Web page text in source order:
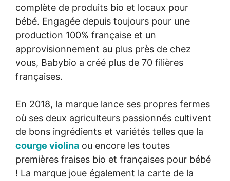
complète de produits bio et locaux pour
bébé. Engagée depuis toujours pour une
production 100% française et un
approvisionnement au plus près de chez
vous, Babybio a créé plus de 70 filières
françaises.
En 2018, la marque lance ses propres fermes
où ses deux agriculteurs passionnés cultivent
de bons ingrédients et variétés telles que la
courge violina ou encore les toutes
premières fraises bio et françaises pour bébé
! La marque joue également la carte de la